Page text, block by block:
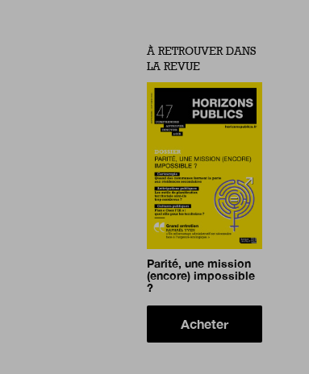
À RETROUVER DANS
LA REVUE
Parité, une mission
(encore) impossible
?
Acheter